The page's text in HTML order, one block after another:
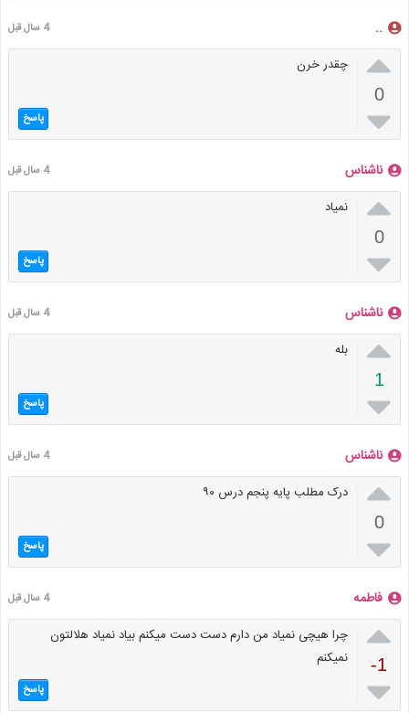
.. 4 سال قبل

0

چقدر خرن
پاسخ
ناشناس 4 سال قبل

0

نمیاد
پاسخ
ناشناس 4 سال قبل

1

بله
پاسخ
ناشناس 4 سال قبل

0

درک مطلب پایه پنجم درس ۹۰
پاسخ
فاطمه 4 سال قبل

-1

چرا هیچی نمیاد من دارم دست دست میکنم بیاد نمیاد هلالتون
نمیکنم
پاسخ